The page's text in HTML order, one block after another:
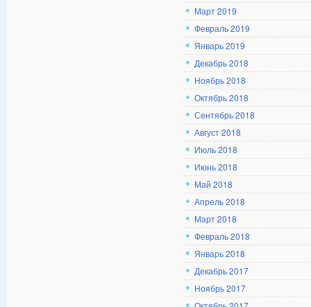
Март 2019
Февраль 2019
Январь 2019
Декабрь 2018
Ноябрь 2018
Октябрь 2018
Сентябрь 2018
Август 2018
Июль 2018
Июнь 2018
Май 2018
Апрель 2018
Март 2018
Февраль 2018
Январь 2018
Декабрь 2017
Ноябрь 2017